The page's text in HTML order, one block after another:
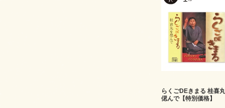
らくごDEきまる 桂喜
偲んで【特別価格】